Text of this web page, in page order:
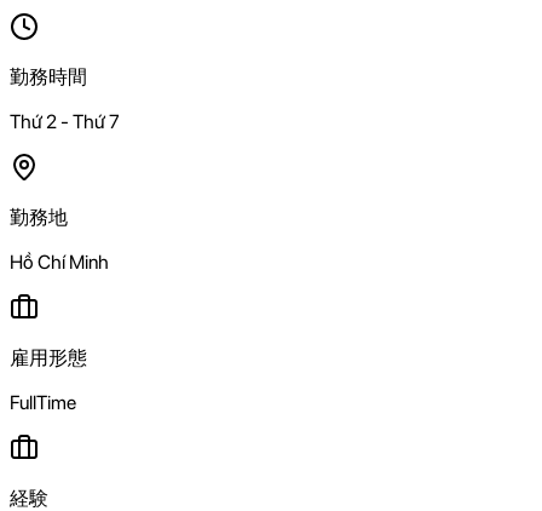
勤務時間
Thứ 2 - Thứ 7
勤務地
Hồ Chí Minh
雇用形態
FullTime
経験